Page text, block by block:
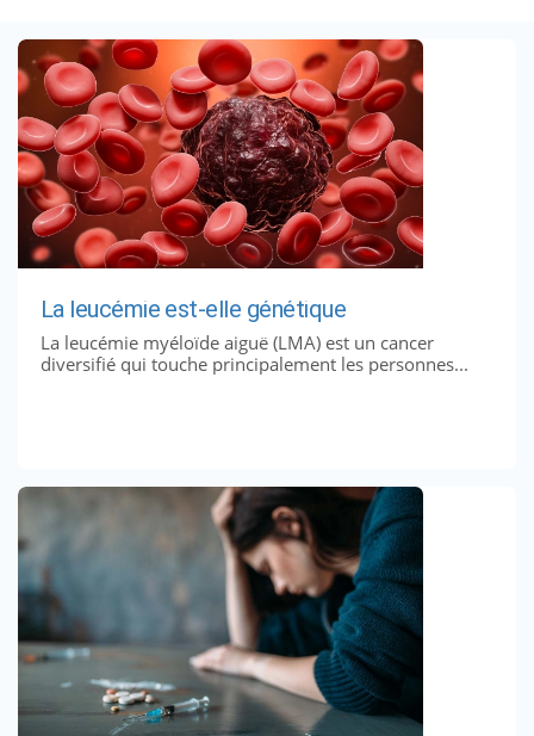
La leucémie est-elle génétique
La leucémie myéloïde aiguë (LMA) est un cancer
diversifié qui touche principalement les personnes...